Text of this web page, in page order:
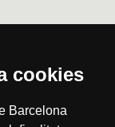
cookies
Barcelona